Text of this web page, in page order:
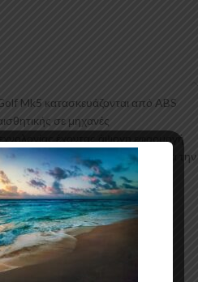
Mk5 κατασκευάζονται από ABS
σε μηχανές
έχοντας άψογη εφαρμογή
που χρησιμοποιείται για την
Μαύρο Γυαλιστερό χρώμα και με